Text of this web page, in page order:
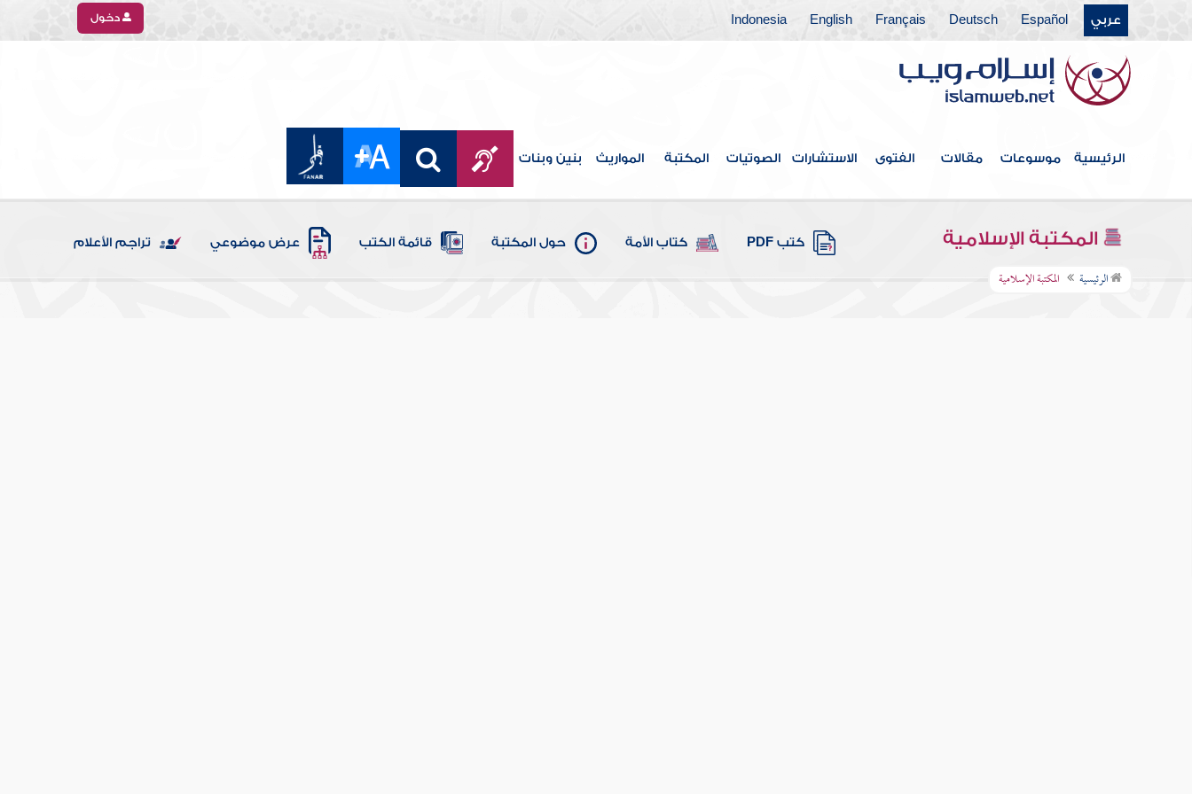
عربي Español
Deutsch
Français
English
Indonesia دخول
الرئيسية موسوعات مقالات الفتوى الاستشارات الصوتيات المكتبة المواريث بنين وبنات
المكتبة الإسلامية كتب PDF كتاب الأمة حول المكتبة قائمة الكتب عرض موضوعي تراجم الأعلام
الرئيسية المكتبة الإسلامية